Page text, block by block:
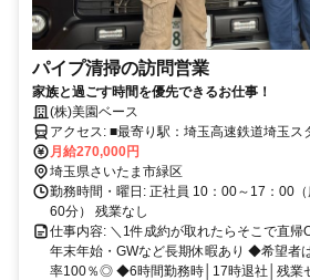
パイプ清掃の訪問営業
家族と過ごす時間を優先できるお仕事！
(株)美園ベース
アクセス: ■最寄り駅：埼玉高速鉄道埼玉スタジアム線 浦和美園駅
徒歩15分 ■自動車通勤OK（社用車での通
月給270,000円
埼玉県さいたま市緑区
勤務時間・曜日: 正社員 10：00～17：00
60分） 残業なし
仕事内容: ＼1件成約が取れたらそこで直
年末年始・GWなど長期休暇あり ◆希望者
率100％◎ ◆6時間勤務時│17時退社│残業ゼ